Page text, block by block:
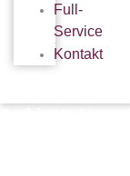
Full-
Service
Kontakt